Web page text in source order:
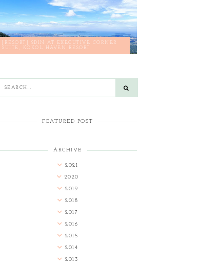
[RESORT] 2D1N AT EXECUTIVE CORNER
SUITE, KOKOL HAVEN RESORT
FEATURED POST
ARCHIVE
2021
2020
2019
2018
2017
2016
2015
2014
2013